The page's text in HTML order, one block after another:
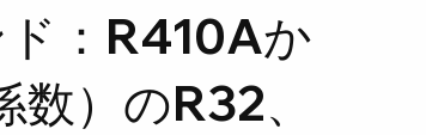
：R410Aか
）のR32、